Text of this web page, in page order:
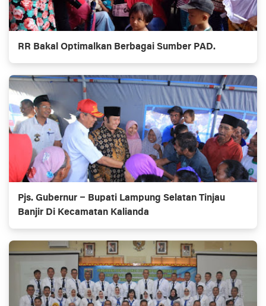
RR Bakal Optimalkan Berbagai Sumber PAD.
Pjs. Gubernur – Bupati Lampung Selatan Tinjau
Banjir Di Kecamatan Kalianda